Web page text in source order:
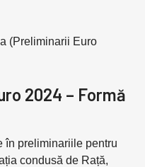
(Preliminarii Euro
2024 – Formă
în preliminariile pentru
condusă de Rață,